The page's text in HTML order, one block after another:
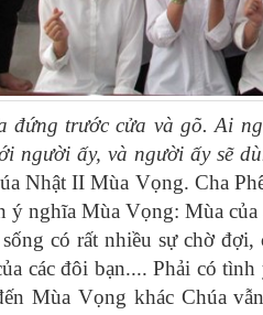
đứng trước cửa và gõ. Ai
người ấy, và người ấy sẽ
Nhật II Mùa Vọng. Cha
ý nghĩa Mùa Vọng: Mùa của
có rất nhiều sự chờ
các đôi bạn.... Phải có
Mùa Vọng khác Chúa